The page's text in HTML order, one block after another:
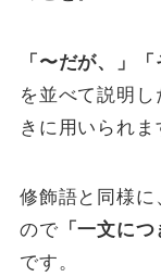
「〜だが、」
を並べて説明
きに用いられま
修飾語と同様
ので 「一文に
です。